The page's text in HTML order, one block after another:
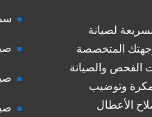
لصيانة
المتخصصة
الفحص والصيانة
وتوضيب
الأعطال